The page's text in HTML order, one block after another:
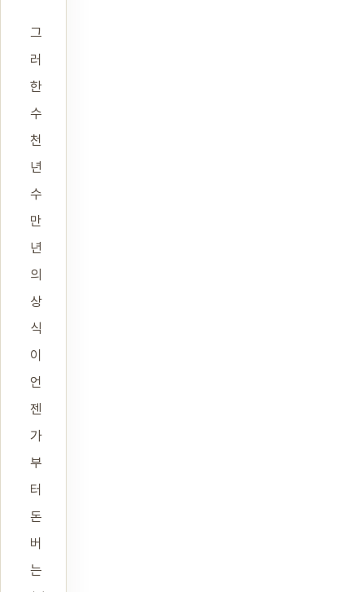
그
러
한
수
천
년
수
만
년
의
상
식
이
언
젠
가
부
터
돈
버
는